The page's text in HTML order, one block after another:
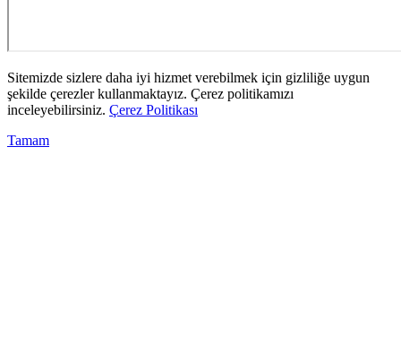
Sitemizde sizlere daha iyi hizmet verebilmek için gizliliğe uygun
şekilde çerezler kullanmaktayız. Çerez politikamızı
inceleyebilirsiniz. Çerez Politikası
Tamam